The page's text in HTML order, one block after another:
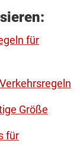
für
Größe
für